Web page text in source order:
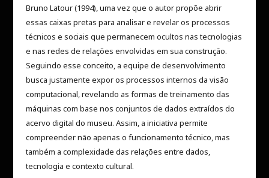
Bruno Latour (1994), uma vez que o autor propõe abrir
essas caixas pretas para analisar e revelar os processos
técnicos e sociais que permanecem ocultos nas tecnologias
e nas redes de relações envolvidas em sua construção.
Seguindo esse conceito, a equipe de desenvolvimento
busca justamente expor os processos internos da visão
computacional, revelando as formas de treinamento das
máquinas com base nos conjuntos de dados extraídos do
acervo digital do museu. Assim, a iniciativa permite
compreender não apenas o funcionamento técnico, mas
também a complexidade das relações entre dados,
tecnologia e contexto cultural.